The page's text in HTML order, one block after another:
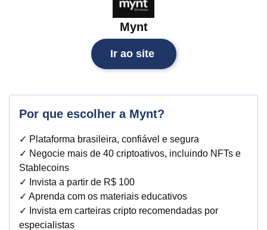
Mynt
Ir ao site
Por que escolher a Mynt?
✓ Plataforma brasileira, confiável e segura
✓ Negocie mais de 40 criptoativos, incluindo NFTs e
Stablecoins
✓ Invista a partir de R$ 100
✓ Aprenda com os materiais educativos
✓ Invista em carteiras cripto recomendadas por
especialistas